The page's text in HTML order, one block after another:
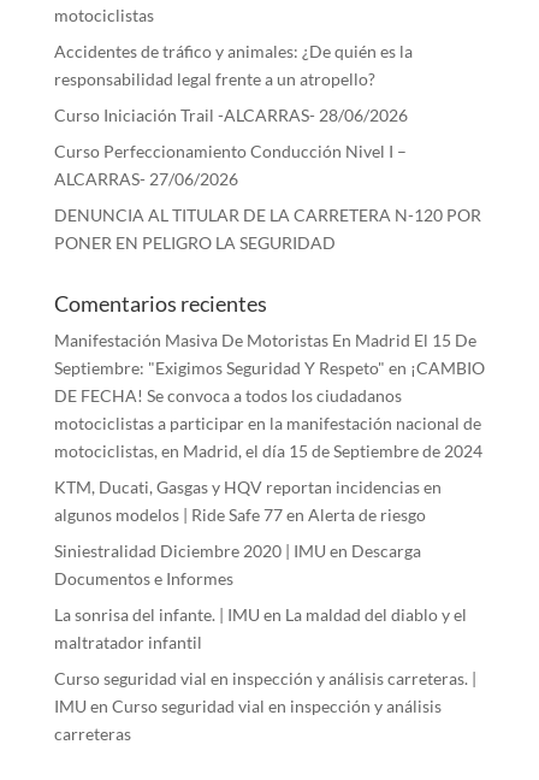
motociclistas
Accidentes de tráfico y animales: ¿De quién es la
responsabilidad legal frente a un atropello?
Curso Iniciación Trail -ALCARRAS- 28/06/2026
Curso Perfeccionamiento Conducción Nivel I –
ALCARRAS- 27/06/2026
DENUNCIA AL TITULAR DE LA CARRETERA N-120 POR
PONER EN PELIGRO LA SEGURIDAD
Comentarios recientes
Manifestación Masiva De Motoristas En Madrid El 15 De
Septiembre: "Exigimos Seguridad Y Respeto" en ¡CAMBIO
DE FECHA! Se convoca a todos los ciudadanos
motociclistas a participar en la manifestación nacional de
motociclistas, en Madrid, el día 15 de Septiembre de 2024
KTM, Ducati, Gasgas y HQV reportan incidencias en
algunos modelos | Ride Safe 77en Alerta de riesgo
Siniestralidad Diciembre 2020 | IMU en Descarga
Documentos e Informes
La sonrisa del infante. | IMU en La maldad del diablo y el
maltratador infantil
Curso seguridad vial en inspección y análisis carreteras. |
IMU en Curso seguridad vial en inspección y análisis
carreteras